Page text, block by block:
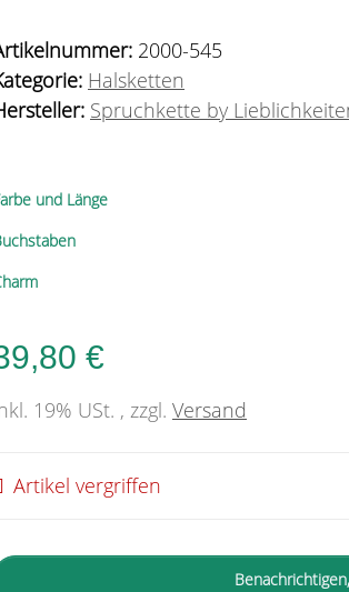
2000-545
Halsketten
Spruchkette by
und Länge
€
19% USt. , zzgl. Versand
Artikel vergriffen